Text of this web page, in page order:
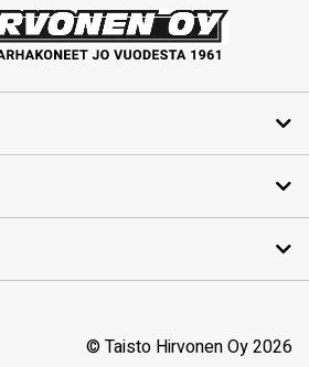
© Taisto Hirvonen Oy 2026